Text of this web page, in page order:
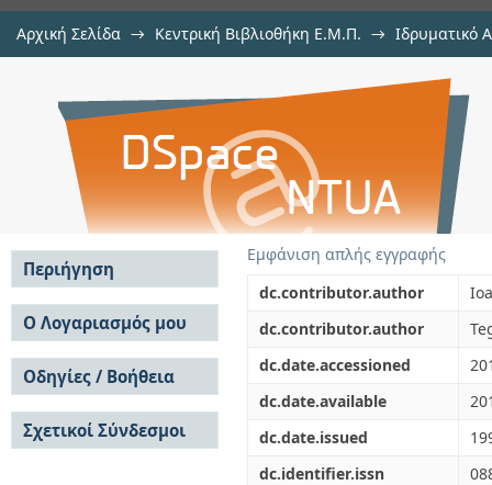
Αρχική Σελίδα → Κεντρική Βιβλιοθήκη Ε.Μ.Π. → Ιδρυματικό
Generalized optimization slip
Εμφάνιση απλής εγγραφής
dc.contributor.author
dc.contributor.author
dc.date.accessioned
dc.date.available
dc.date.issued
dc.identifier.issn
Περιήγηση
Σε όλο το DSpace
Κοινότητες & Συλλογές
Ανά Ημερομηνία
Έκδοσης
Συγγραφείς
Τίτλοι
Θέματα
Ο Λογαριασμός μου
Σύνδεση
Εγγραφή
Οδηγίες / Βοήθεια
Οδηγίες Υποβολής
Οδηγίες Χρήσης ΙΑ
Συχνές Ερωτήσεις
Σχετικοί Σύνδεσμοι